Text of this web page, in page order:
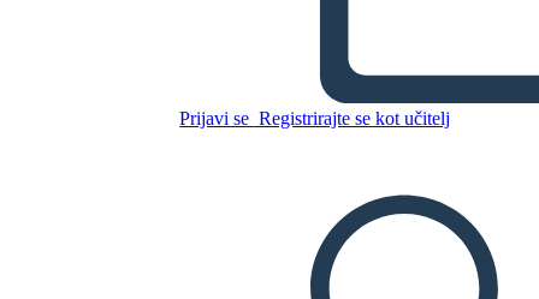
Prijavi se Registrirajte se kot učitelj
לעומת דמוקרטיים-רפובליקאים
Kopirajte to snemalno knjigo
USTVARITE SNEMALNO KNJIGO
PREDVAJANJE DIAPROJEKCIJE